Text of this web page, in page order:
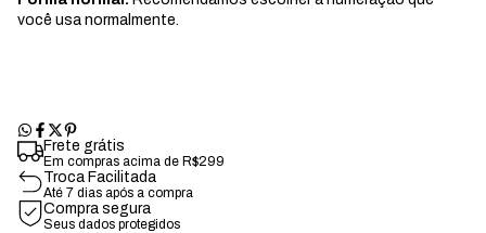
você usa normalmente.
Frete grátis
Em compras acima de R$299
Troca Facilitada
Até 7 dias após a compra
Compra segura
Seus dados protegidos